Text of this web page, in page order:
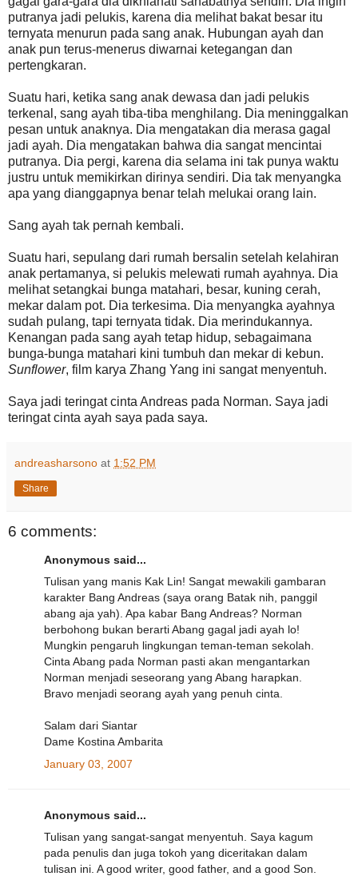
putranya jadi pelukis, karena dia melihat bakat besar itu
ternyata menurun pada sang anak. Hubungan ayah dan
anak pun terus-menerus diwarnai ketegangan dan
pertengkaran.
Suatu hari, ketika sang anak dewasa dan jadi pelukis
terkenal, sang ayah tiba-tiba menghilang. Dia meninggalkan
pesan untuk anaknya. Dia mengatakan dia merasa gagal
jadi ayah. Dia mengatakan bahwa dia sangat mencintai
putranya. Dia pergi, karena dia selama ini tak punya waktu
justru untuk memikirkan dirinya sendiri. Dia tak menyangka
apa yang dianggapnya benar telah melukai orang lain.
Sang ayah tak pernah kembali.
Suatu hari, sepulang dari rumah bersalin setelah kelahiran
anak pertamanya, si pelukis melewati rumah ayahnya. Dia
melihat setangkai bunga matahari, besar, kuning cerah,
mekar dalam pot. Dia terkesima. Dia menyangka ayahnya
sudah pulang, tapi ternyata tidak. Dia merindukannya.
Kenangan pada sang ayah tetap hidup, sebagaimana
bunga-bunga matahari kini tumbuh dan mekar di kebun.
Sunflower, film karya Zhang Yang ini sangat menyentuh.
Saya jadi teringat cinta Andreas pada Norman. Saya jadi
teringat cinta ayah saya pada saya.
andreasharsono at 1:52 PM
Share
6 comments:
Anonymous said...
Tulisan yang manis Kak Lin! Sangat mewakili gambaran
karakter Bang Andreas (saya orang Batak nih, panggil
abang aja yah). Apa kabar Bang Andreas? Norman
berbohong bukan berarti Abang gagal jadi ayah lo!
Mungkin pengaruh lingkungan teman-teman sekolah.
Cinta Abang pada Norman pasti akan mengantarkan
Norman menjadi seseorang yang Abang harapkan.
Bravo menjadi seorang ayah yang penuh cinta.
Salam dari Siantar
Dame Kostina Ambarita
January 03, 2007
Anonymous said...
Tulisan yang sangat-sangat menyentuh. Saya kagum
pada penulis dan juga tokoh yang diceritakan dalam
tulisan ini. A good writer, good father, and a good Son.